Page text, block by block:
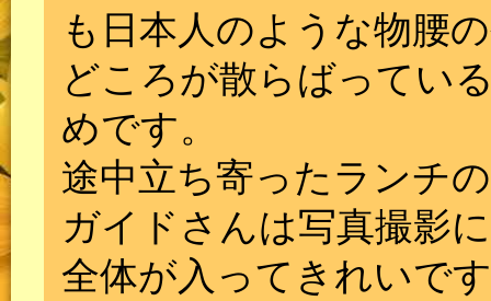
も日本人のような物腰
どころが散らばってい
めです。
途中立ち寄ったランチ
ガイドさんは写真撮影
全体が入ってきれいで